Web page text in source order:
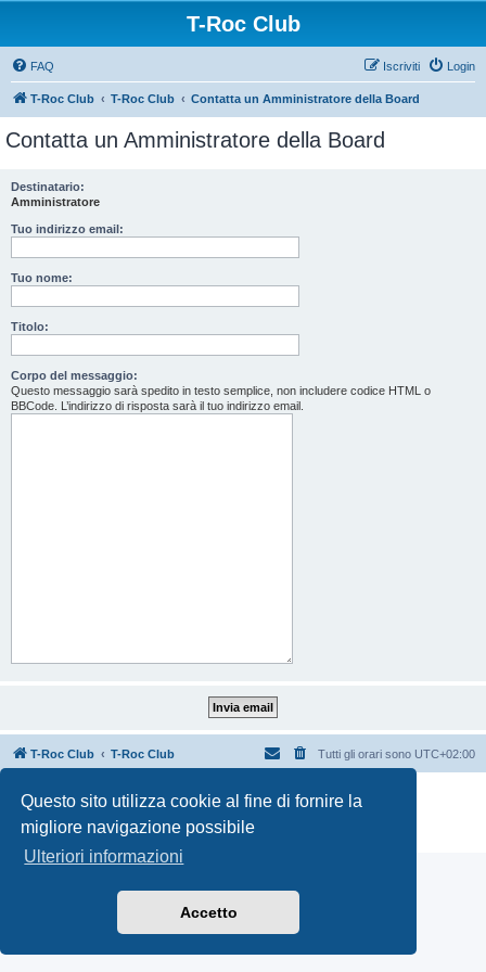
Questo sito utilizza cookie al fine di fornire la
migliore navigazione possibile
Ulteriori informazioni
Accetto
T-Roc Club
FAQ Login
Iscriviti
T-Roc Club T-Roc Club Contatta un Amministratore della Board
Contatta un Amministratore della Board
Destinatario:
Amministratore
Tuo indirizzo email:
Tuo nome:
Titolo:
Corpo del messaggio:
Questo messaggio sarà spedito in testo semplice, non includere codice HTML o
BBCode. L’indirizzo di risposta sarà il tuo indirizzo email.
T-Roc Club T-Roc Club Tutti gli orari sono UTC+02:00
Creato da
® Forum Software © phpBB Limited
Privacy|Condizioni